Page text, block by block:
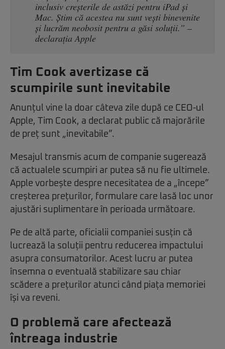
inclusiv creșterile de astăzi pentru iPad și
Mac. Știm că acestea nu sunt vești binevenite
și lucrăm neobosit pentru a găsi soluții.” –
declarația Apple
Tim Cook avertizase că
scumpirile sunt inevitabile
Anunțul vine la doar câteva zile după ce CEO-ul
Apple, Tim Cook, a declarat public că majorările
de preț sunt „inevitabile”.
Mesajul transmis acum de companie sugerează
că actualele scumpiri ar putea să nu fie ultimele.
Apple vorbește despre necesitatea de a „începe”
creșterea prețurilor, formulare care lasă loc unor
ajustări suplimentare în perioada următoare.
Pe de altă parte, oficialii companiei susțin că
lucrează la soluții pentru reducerea impactului
asupra consumatorilor. Acest lucru ar putea
însemna o eventuală stabilizare sau chiar
scădere a prețurilor atunci când piața memoriei
își va reveni.
O problemă care afectează
întreaga industrie